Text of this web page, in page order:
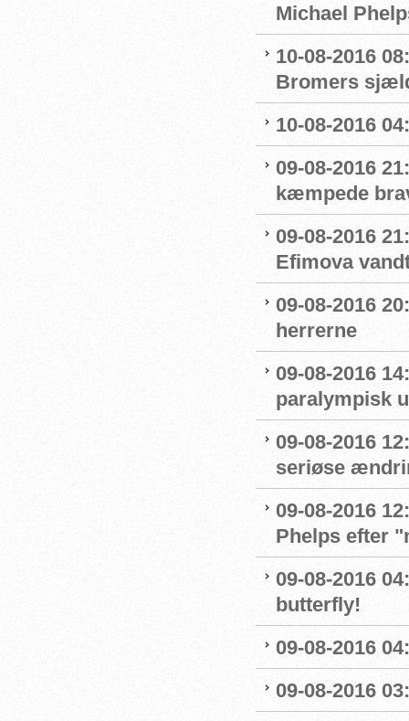
Michael
10-08-2016
Bromers
10-08-2016
09-08-2016
kæmpede
09-08-2016
Efimova
09-08-2016
herrerne
09-08-2016
paralympisk
09-08-2016
seriøse
09-08-2016
Phelps efter
09-08-2016
butterfly!
09-08-2016
09-08-2016